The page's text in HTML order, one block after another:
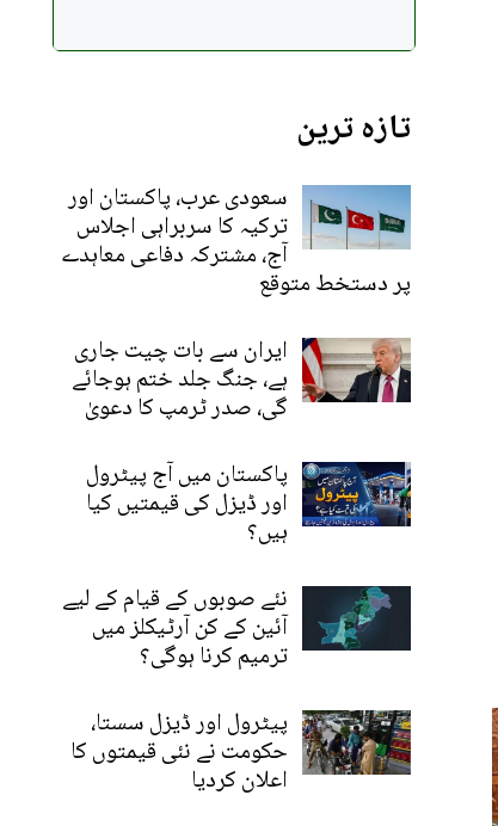
تازہ ترین
سعودی عرب، پاکستان اور
ترکیہ کا سربراہی اجلاس
آج، مشترکہ دفاعی معاہدے
پر دستخط متوقع
ایران سے بات چیت جاری
ہے، جنگ جلد ختم ہوجائے
گی، صدر ٹرمپ کا دعویٰ
پاکستان میں آج پیٹرول
اور ڈیزل کی قیمتیں کیا
ہیں؟
نئے صوبوں کے قیام کے لیے
آئین کے کن آرٹیکلز میں
ترمیم کرنا ہوگی؟
پیٹرول اور ڈیزل سستا،
حکومت نے نئی قیمتوں کا
اعلان کردیا